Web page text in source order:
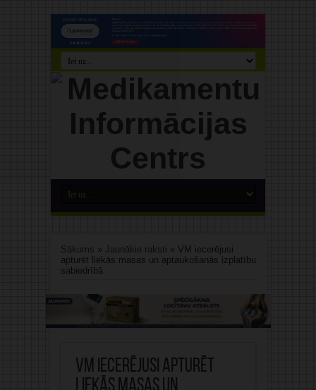
Sākums » Jaunākie raksti » VM iecerējusi
apturēt liekās masas un aptaukošanās izplatību
sabiedrībā
VM iecerējusi apturēt